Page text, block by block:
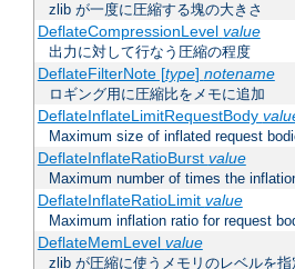
zlib が一度に圧縮する塊の大きさ
DeflateCompressionLevel value
出力に対して行なう圧縮の程度
DeflateFilterNote [type] notename
ロギング用に圧縮比をメモに追加
DeflateInflateLimitRequestBody
Maximum size of inflated request
DeflateInflateRatioBurst value
Maximum number of times the
DeflateInflateRatioLimit value
Maximum inflation ratio for request
DeflateMemLevel value
zlib が圧縮に使うメモリのレベルを指